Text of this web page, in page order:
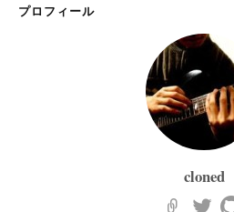
プロフィール
cloned